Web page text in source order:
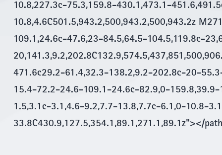
10.8,227.3c-75.3,159.8-430.1,473.1-
10.8,4.6C501.5,943.2,500,943.2,500,943.2z
109.1,24.6c-47.6,23-84.5,64.5-104.5,119.8c-
471.6c29.2-61.4,32.3-138.2,9.2-202.8c-20-
15.4-72.2-24.6-109.1-24.6c-82.9,0-
1.5,3.1c-3.1,4.6-9.2,7.7-13.8,7.7c-6.1,0-10.8-
33.8C430.9,127.5,354.1,89.1,271.1,89.1z"></